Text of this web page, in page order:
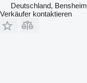
Deutschland, Bensheim
Verkäufer kontaktieren